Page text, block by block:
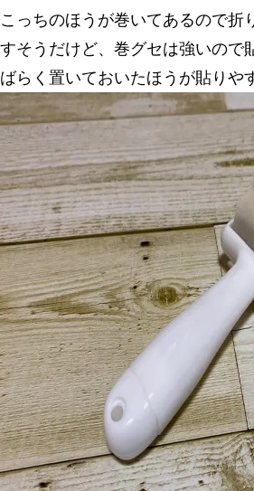
こっちのほうが巻いてあるので折
すそうだけど、巻グセは強いので
ばらく置いておいたほうが貼りや